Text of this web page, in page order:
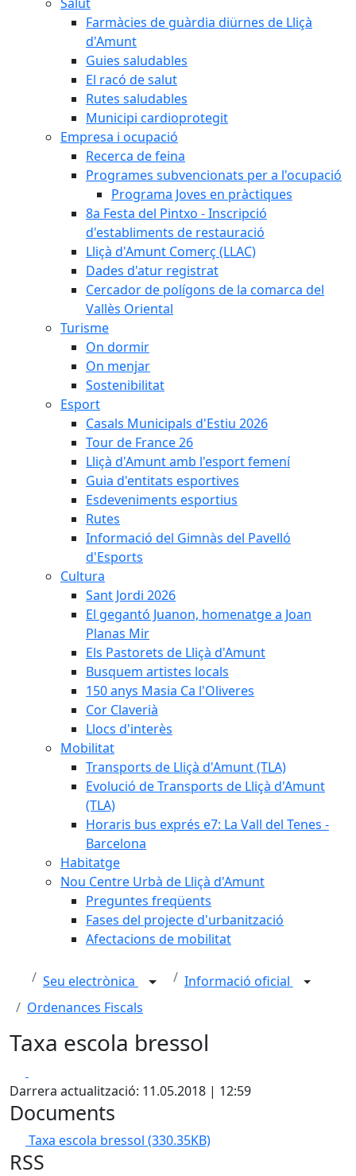
Farmàcies de guàrdia diürnes de Lliçà
d'Amunt
Guies saludables
El racó de salut
Rutes saludables
Municipi cardioprotegit
Empresa i ocupació
Recerca de feina
Programes subvencionats per a l'ocupació
Programa Joves en pràctiques
8a Festa del Pintxo - Inscripció
d'establiments de restauració
Lliçà d'Amunt Comerç (LLAC)
Dades d'atur registrat
Cercador de polígons de la comarca del
Vallès Oriental
Turisme
On dormir
On menjar
Sostenibilitat
Esport
Casals Municipals d'Estiu 2026
Tour de France 26
Lliçà d'Amunt amb l'esport femení
Guia d'entitats esportives
Esdeveniments esportius
Rutes
Informació del Gimnàs del Pavelló
d'Esports
Cultura
Sant Jordi 2026
El gegantó Juanon, homenatge a Joan
Planas Mir
Els Pastorets de Lliçà d'Amunt
Busquem artistes locals
150 anys Masia Ca l'Oliveres
Cor Claverià
Llocs d'interès
Mobilitat
Transports de Lliçà d'Amunt (TLA)
Evolució de Transports de Lliçà d'Amunt
(TLA)
Horaris bus exprés e7: La Vall del Tenes -
Barcelona
Habitatge
Nou Centre Urbà de Lliçà d'Amunt
Preguntes freqüents
Fases del projecte d'urbanització
Afectacions de mobilitat
Seu electrònica
Informació oficial
Ordenances Fiscals
Taxa escola bressol
Darrera actualització: 11.05.2018 | 12:59
Documents
Taxa escola bressol (330.35KB)
RSS